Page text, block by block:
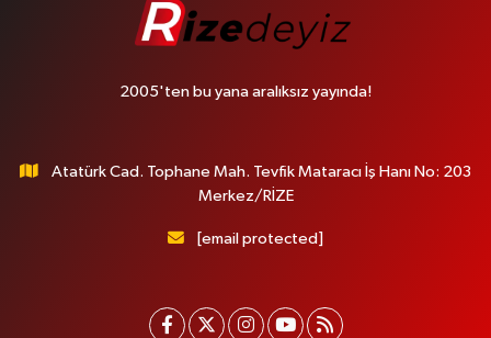
2005'ten bu yana aralıksız yayında!
Atatürk Cad. Tophane Mah. Tevfik Mataracı İş Hanı No: 203
Merkez/RİZE
[email protected]